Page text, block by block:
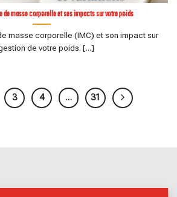
de masse corporelle et ses impacts sur votre poids
masse corporelle (IMC) et son impact sur
de votre poids. [...]
3 4 … 31